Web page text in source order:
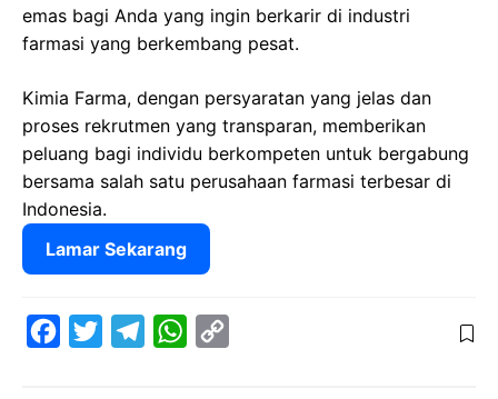
emas bagi Anda yang ingin berkarir di industri
farmasi yang berkembang pesat.
Kimia Farma, dengan persyaratan yang jelas dan
proses rekrutmen yang transparan, memberikan
peluang bagi individu berkompeten untuk bergabung
bersama salah satu perusahaan farmasi terbesar di
Indonesia.
Lamar Sekarang
W